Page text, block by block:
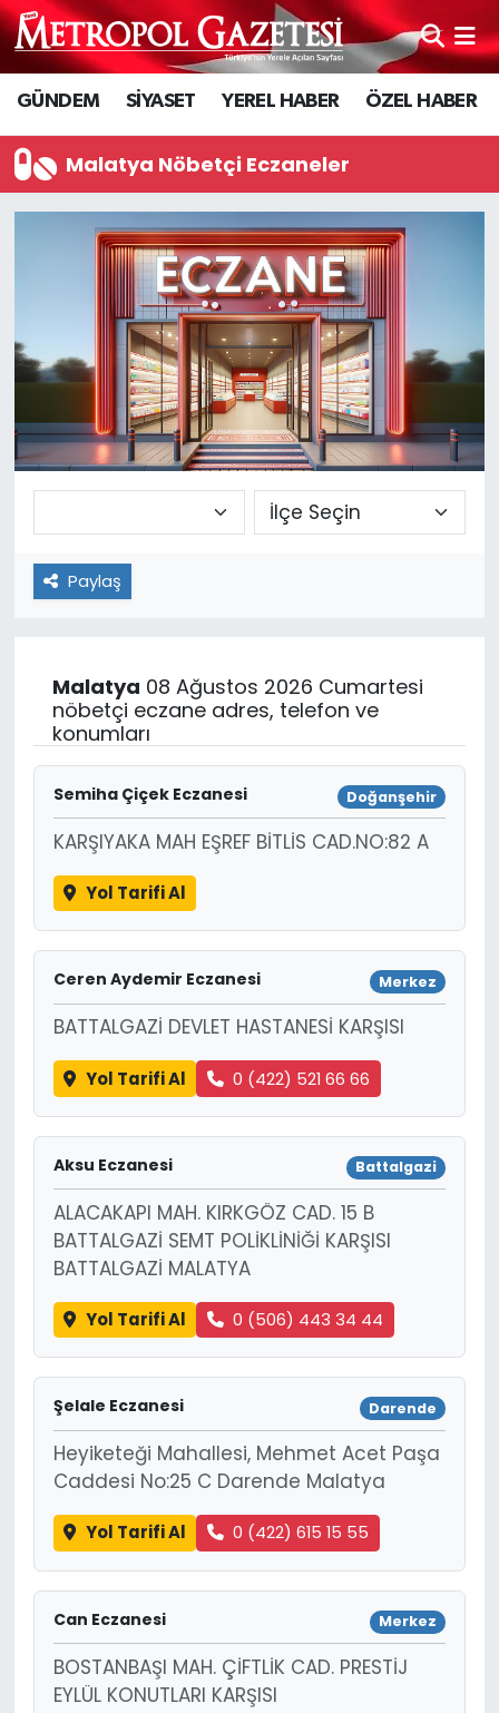
GÜNDEM SİYASET YEREL HABER ÖZEL HABER
Malatya Nöbetçi Eczaneler
Paylaş
Malatya 08 Ağustos 2026 Cumartesi
nöbetçi eczane adres, telefon ve
konumları
Semiha Çiçek Eczanesi Doğanşehir
KARŞIYAKA MAH EŞREF BİTLİS CAD.NO:82 A
Yol Tarifi Al
Ceren Aydemir Eczanesi Merkez
BATTALGAZİ DEVLET HASTANESİ KARŞISI
Yol Tarifi Al 0 (422) 521 66 66
Aksu Eczanesi Battalgazi
ALACAKAPI MAH. KIRKGÖZ CAD. 15 B
BATTALGAZİ SEMT POLİKLİNİĞİ KARŞISI
BATTALGAZİ MALATYA
Yol Tarifi Al 0 (506) 443 34 44
Şelale Eczanesi Darende
Heyiketeği Mahallesi, Mehmet Acet Paşa
Caddesi No:25 C Darende Malatya
Yol Tarifi Al 0 (422) 615 15 55
Can Eczanesi Merkez
BOSTANBAŞI MAH. ÇİFTLİK CAD. PRESTİJ
EYLÜL KONUTLARI KARŞISI
Hava Durumu
Trafik Durumu
Süper Lig Puan Durumu ve Fikstür
Tüm Manşetler
Son Dakika Haberleri
Haber Arşivi